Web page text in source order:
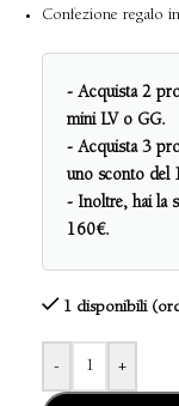
Confezione regalo
- Acquista 2
mini LV o GG.
- Acquista 3
uno sconto del
- Inoltre, hai la
160€.
1 disponibili
- +